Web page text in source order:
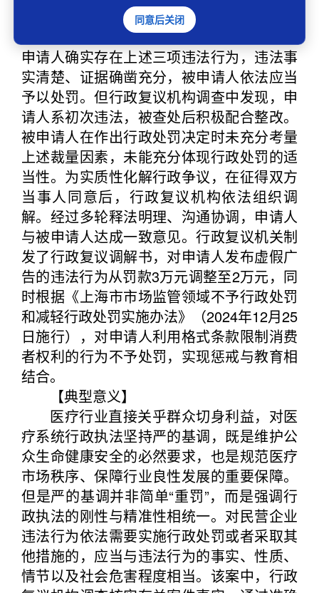
政复议机构赴现场实地核查，召开案件协调
会充分听取双方当事人意见。经调查核实，
申请人确实存在上述三项违法行为，违法事
实清楚、证据确凿充分，被申请人依法应当
予以处罚。但行政复议机构调查中发现，申
请人系初次违法，被查处后积极配合整改。
被申请人在作出行政处罚决定时未充分考量
上述裁量因素，未能充分体现行政处罚的适
当性。为实质性化解行政争议，在征得双方
当事人同意后，行政复议机构依法组织调
解。经过多轮释法明理、沟通协调，申请人
与被申请人达成一致意见。行政复议机关制
发了行政复议调解书，对申请人发布虚假广
告的违法行为从罚款3万元调整至2万元，同
时根据《上海市市场监管领域不予行政处罚
和减轻行政处罚实施办法》（2024年12月25
日施行），对申请人利用格式条款限制消费
者权利的行为不予处罚，实现惩戒与教育相
结合。
【典型意义】
医疗行业直接关乎群众切身利益，对医
疗系统行政执法坚持严的基调，既是维护公
众生命健康安全的必然要求，也是规范医疗
市场秩序、保障行业良性发展的重要保障。
但是严的基调并非简单“重罚”，而是强调行
政执法的刚性与精准性相统一。对民营企业
违法行为依法需要实施行政处罚或者采取其
他措施的，应当与违法行为的事实、性质、
情节以及社会危害程度相当。该案中，行政
同意后关闭